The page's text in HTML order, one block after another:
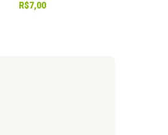
R$7,00